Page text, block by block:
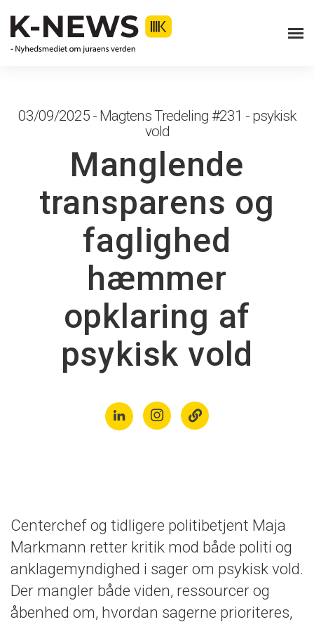
03/09/2025 - Magtens Tredeling #231 - psykisk
vold
Manglende
transparens og
faglighed
hæmmer
opklaring af
psykisk vold
Centerchef og tidligere politibetjent Maja
Markmann retter kritik mod både politi og
anklagemyndighed i sager om psykisk vold.
Der mangler både viden, ressourcer og
åbenhed om, hvordan sagerne prioriteres,